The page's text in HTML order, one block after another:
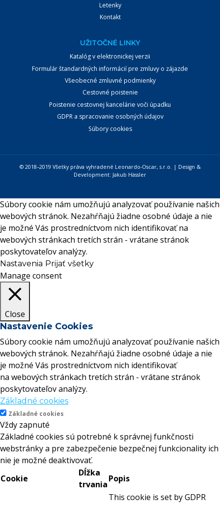
Letenky
Kontakt
UŽITOČNÉ LINKY
Katalóg v elektronickej verzii
Formulár štandardných informácií pre zmluvy o zájazde
Všeobecné zmluvné podmienky
Cestovné poistenie
Poistenie cestovnej kancelárie voči úpadku
GDPR a spracovanie osobných údajov
Súbory cookies
© 2018–2019 Všetky práva vyhradené Leonardo-Oscar, s.r.o. | Design &
Development: Jakub Hässler
Súbory cookie nám umožňujú analyzovať používanie našich
webových stránok. Nezahŕňajú žiadne osobné údaje a nie
je možné Vás prostredníctvom nich identifikovať na
webových stránkach tretích strán - vrátane stránok
poskytovateľov analýzy.
Nastavenia Prijať všetky
Manage consent
Close
Nastavenie Cookies
Súbory cookie nám umožňujú analyzovať používanie našich
webových stránok. Nezahŕňajú žiadne osobné údaje a nie
je možné Vás prostredníctvom nich identifikovať
na webových stránkach tretích strán - vrátane stránok
poskytovateľov analýzy.
Základné cookies
Základné cookies
Vždy zapnuté
Základné cookies sú potrebné k správnej funkčnosti
webstránky a pre zabezpečenie bezpečnej funkcionality ich
nie je možné deaktivovať.
Cookie
Dĺžka
trvania
Popis
This cookie is set by GDPR